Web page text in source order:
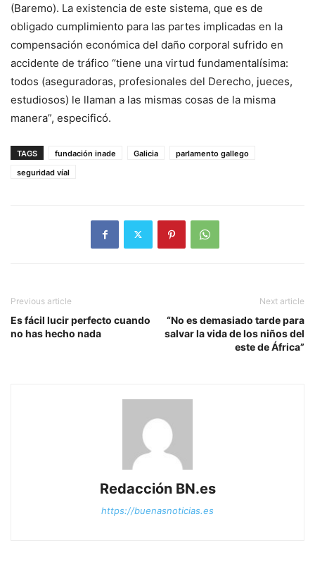
(Baremo). La existencia de este sistema, que es de
obligado cumplimiento para las partes implicadas en la
compensación económica del daño corporal sufrido en
accidente de tráfico “tiene una virtud fundamentalísima:
todos (aseguradoras, profesionales del Derecho, jueces,
estudiosos) le llaman a las mismas cosas de la misma
manera”, especificó.
TAGS fundación inade Galicia
parlamento gallego
seguridad víal
Previous article
Es fácil lucir perfecto cuando
no has hecho nada
Next article
“No es demasiado tarde para
salvar la vida de los niños del
este de África”
Redacción BN.es
https://buenasnoticias.es